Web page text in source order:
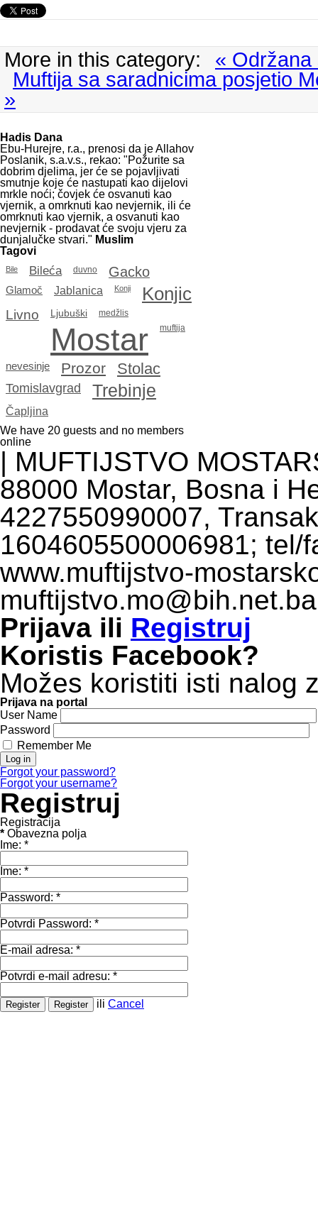
More in this category:
« Održana
Muftija sa saradnicima posjetio
»
Hadis Dana
Ebu-Hurejre, r.a., prenosi da je Allahov
Poslanik, s.a.v.s., rekao: "Požurite sa
dobrim djelima, jer će se pojavljivati
smutnje koje će nastupati kao dijelovi
mrkle noći; čovjek će osvanuti kao
vjernik, a omrknuti kao nevjernik, ili će
omrknuti kao vjernik, a osvanuti kao
nevjernik - prodavat će svoju vjeru za
dunjalučke stvari." Muslim
Tagovi
Bile Bileća duvno Gacko
Glamoč Jablanica Konji Konjic
Livno Ljubuški medžlis
Mostar muftija
nevesinje Prozor Stolac
Tomislavgrad Trebinje
Čapljina
We have 20 guests and no members
online
| MUFTIJSTVO
88000 Mostar, Bosna i
4227550990007,
1604605500006981; tel/
www.muftijstvo-
Prijava ili Registruj
Koristis Facebook?
Možes koristiti isti nalog
Prijava na portal
User Name
Password
Remember Me
Forgot your password?
Forgot your username?
Registruj
Registracija
* Obavezna polja
Ime: *
Ime: *
Password: *
Potvrdi Password: *
E-mail adresa: *
Potvrdi e-mail adresu: *
ili Cancel